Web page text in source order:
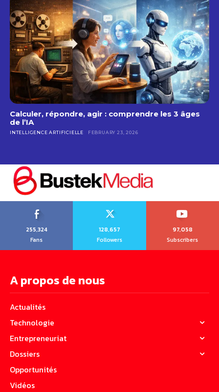
Calculer, répondre, agir : comprendre les 3 âges
de l’IA
INTELLIGENCE ARTIFICIELLE FEBRUARY 23, 2026
255,324
Fans
128,657
Followers
97,058
Subscribers
A propos de nous
Actualités
Technologie
Entrepreneuriat
Dossiers
Opportunités
Vidéos